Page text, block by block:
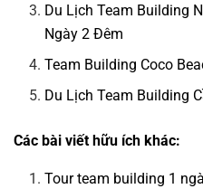
Du Lịch Team Building
Ngày 2 Đêm
Team Building Coco
Du Lịch Team Building
Các bài viết hữu ích khác:
Tour team building 1